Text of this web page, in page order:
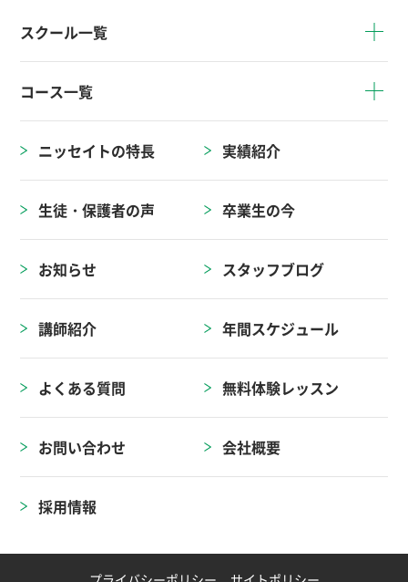
スクール一覧
コース一覧
ニッセイトの特長 実績紹介
生徒・保護者の声 卒業生の今
お知らせ スタッフブログ
講師紹介 年間スケジュール
よくある質問 無料体験レッスン
お問い合わせ 会社概要
採用情報